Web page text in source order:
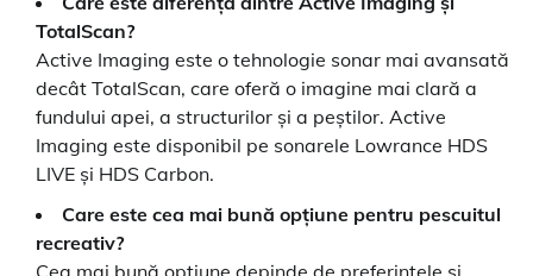
TotalScan?
Active Imaging este o tehnologie sonar mai avansată
decât TotalScan, care oferă o imagine mai clară a
fundului apei, a structurilor și a peștilor. Active
Imaging este disponibil pe sonarele Lowrance HDS
LIVE și HDS Carbon.
Care este cea mai bună opțiune pentru pescuitul
recreativ?
Cea mai bună opțiune depinde de preferințele și